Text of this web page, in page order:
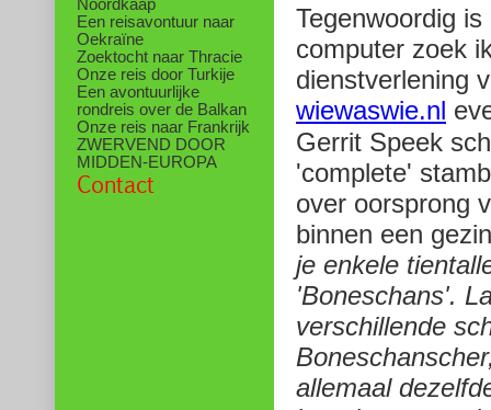
Noordkaap
Een reisavontuur naar
Oekraïne
Zoektocht naar Thracie
Onze reis door Turkije
Een avontuurlijke
rondreis over de Balkan
Onze reis naar Frankrijk
ZWERVEND DOOR
MIDDEN-EUROPA
Contact
Tegenwoordig
computer zoek
dienstverlening
wiewaswie.nl
Gerrit Speek
'complete'
over oorsprong
binnen een
je enkele
'Boneschans'.
verschillende
allemaal